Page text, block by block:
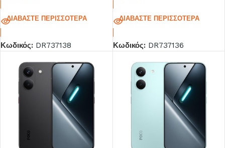
ΔΙΑΒΆΣΤΕ ΠΕΡΙΣΣΌΤΕΡΑ
Κωδικός: DR737138
ΔΙΑΒΆΣΤΕ ΠΕΡΙΣΣΌΤΕΡΑ
Κωδικός: DR737136